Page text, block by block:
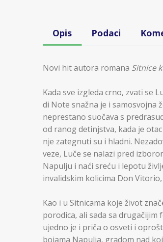
Opis Podaci
Novi hit autora romana Sitnice
Kada sve izgleda crno, zvati se
di Note snažna je i samosvojna
neprestano suočava s
od ranog detinjstva, kada je
nje zategnuti su i hladni.
veze, Luče se nalazi pred
Napulju i naći sreću i lepotu
invalidskim kolicima Don
Kao i u Sitnicama koje život
porodica, ali sada sa
ujedno je i priča o osveti i
bojama Napulja, gradom nad